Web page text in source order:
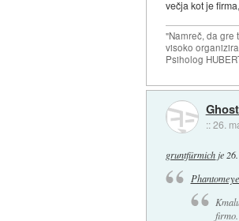
večja kot je
"Namreč, da gre
visoko
Psiholog
::26.
gruntfürmich je
Phantomeye